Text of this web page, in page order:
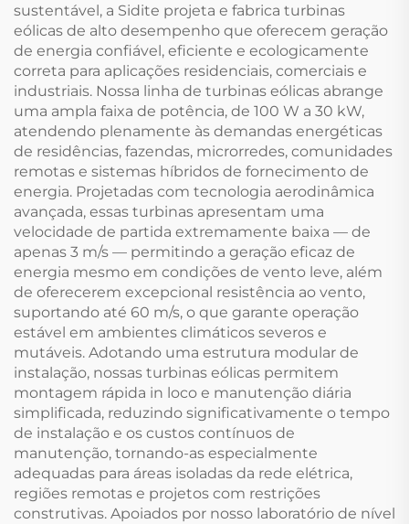
sustentável, a Sidite projeta e fabrica turbinas
eólicas de alto desempenho que oferecem geração
de energia confiável, eficiente e ecologicamente
correta para aplicações residenciais, comerciais e
industriais. Nossa linha de turbinas eólicas abrange
uma ampla faixa de potência, de 100 W a 30 kW,
atendendo plenamente às demandas energéticas
de residências, fazendas, microrredes, comunidades
remotas e sistemas híbridos de fornecimento de
energia. Projetadas com tecnologia aerodinâmica
avançada, essas turbinas apresentam uma
velocidade de partida extremamente baixa — de
apenas 3 m/s — permitindo a geração eficaz de
energia mesmo em condições de vento leve, além
de oferecerem excepcional resistência ao vento,
suportando até 60 m/s, o que garante operação
estável em ambientes climáticos severos e
mutáveis. Adotando uma estrutura modular de
instalação, nossas turbinas eólicas permitem
montagem rápida in loco e manutenção diária
simplificada, reduzindo significativamente o tempo
de instalação e os custos contínuos de
manutenção, tornando-as especialmente
adequadas para áreas isoladas da rede elétrica,
regiões remotas e projetos com restrições
construtivas. Apoiados por nosso laboratório de nível